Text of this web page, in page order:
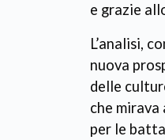
e grazie
L’analisi,
nuova
delle
che
per le